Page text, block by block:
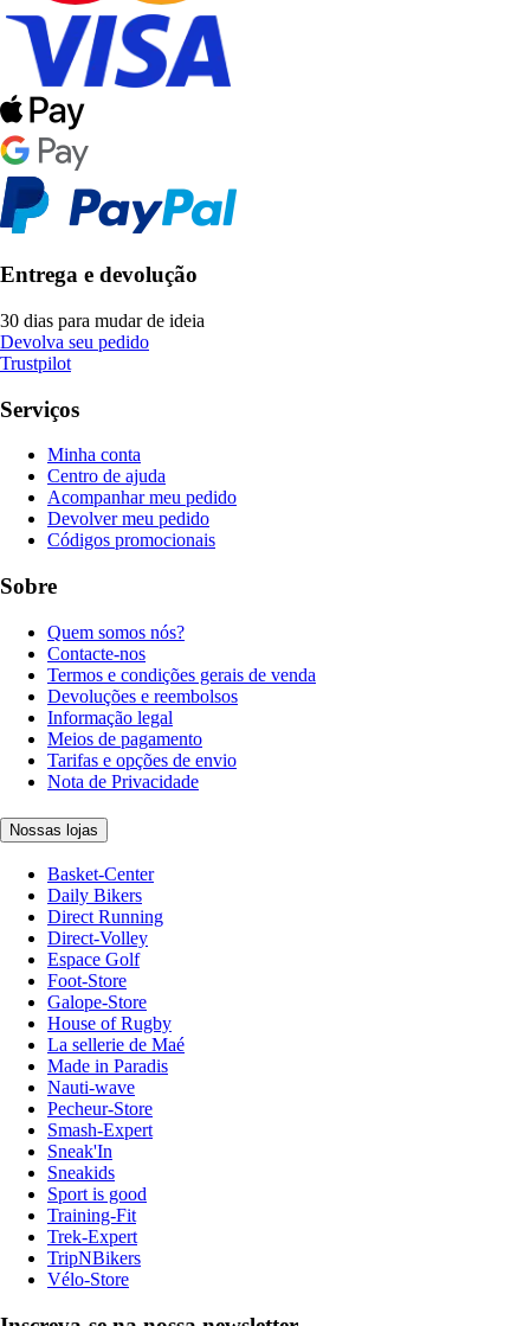
Entrega e devolução
30 dias para mudar de ideia
Devolva seu pedido
Trustpilot
Serviços
Minha conta
Centro de ajuda
Acompanhar meu pedido
Devolver meu pedido
Códigos promocionais
Sobre
Quem somos nós?
Contacte-nos
Termos e condições gerais de venda
Devoluções e reembolsos
Informação legal
Meios de pagamento
Tarifas e opções de envio
Nota de Privacidade
Nossas lojas
Basket-Center
Daily Bikers
Direct Running
Direct-Volley
Espace Golf
Foot-Store
Galope-Store
House of Rugby
La sellerie de Maé
Made in Paradis
Nauti-wave
Pecheur-Store
Smash-Expert
Sneak'In
Sneakids
Sport is good
Training-Fit
Trek-Expert
TripNBikers
Vélo-Store